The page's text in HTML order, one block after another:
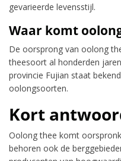
gevarieerde levensstijl.
Waar komt
De oorsprong van oolong
theesoort al honderden
provincie Fujian staat
oolongsoorten.
Kort
Oolong thee komt
behoren ook de